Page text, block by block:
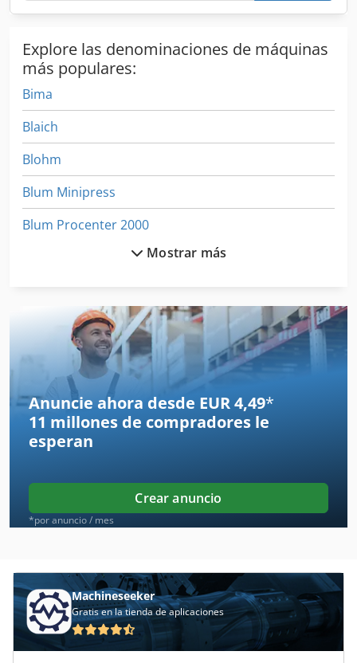
Explore las denominaciones de máquinas
más populares:
Bima
Blaich
Blohm
Blum Minipress
Blum Procenter 2000
Cremallera Y Piñón
Deckel Fp
Deckel Maho
Dmu
Dobladora Universal
Fresadora
Fresadora Convencional
Herramienta Bruñidora
Herramientas
Herramientas Fresadora
Mostrar más
Anuncie ahora desde EUR 4,49*
11 millones de compradores le
esperan
Crear anuncio
*por anuncio / mes
Machineseeker
Gratis en la tienda de aplicaciones